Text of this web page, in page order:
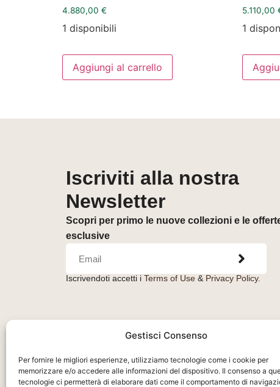
Gestisci Consenso
Per fornire le migliori esperienze, utilizziamo tecnologie come i cookie per
memorizzare e/o accedere alle informazioni del dispositivo. Il consenso a
tecnologie ci permetterà di elaborare dati come il comportamento di
4.880,00 €
1 disponibili
Aggiungi al carrello
5.110,00
1
Iscriviti alla nostra
Newsletter
Scopri per primo le nuove collezioni e le
esclusive
Iscrivendoti accetti i Terms of Use& Privacy Policy.